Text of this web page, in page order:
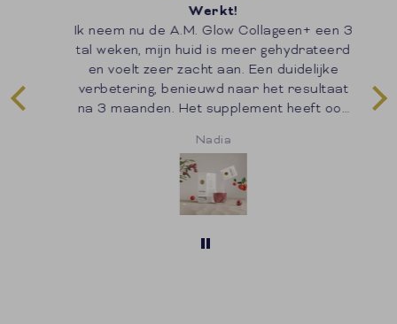
Werkt!
Ik neem nu de A.M. Glow Collageen+ een 3
tal weken, mijn huid is meer gehydrateerd
en voelt zeer zacht aan. Een duidelijke
verbetering, benieuwd naar het resultaat
na 3 maanden. Het supplement heeft ook
zeer tevreden!
Nadia